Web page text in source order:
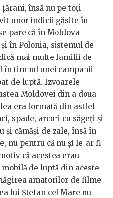
ţărani, însă nu pe toţi
unor indicii găsite în
pare că în Moldova
în Polonia, sistemul de
mai multe familii de
în timpul unei campanii
de luptă. Izvoarele
Moldovei din a doua
era formată din astfel
spade, arcuri cu săgeţi şi
şi cămăşi de zale, însă în
nu pentru că nu şi le-ar fi
că acestea erau
de luptă din aceste
amatorilor de filme
lui Ştefan cel Mare nu